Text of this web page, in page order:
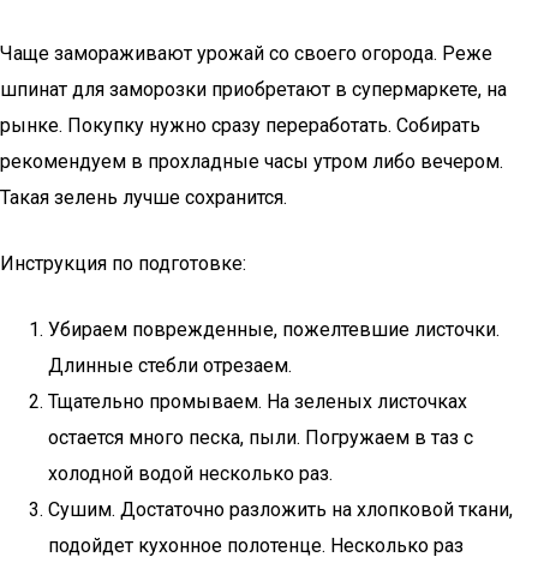
Чаще замораживают урожай со своего огорода. Реже
шпинат для заморозки приобретают в супермаркете, на
рынке. Покупку нужно сразу переработать. Собирать
рекомендуем в прохладные часы утром либо вечером.
Такая зелень лучше сохранится.
Инструкция по подготовке:
Убираем поврежденные, пожелтевшие листочки.
Длинные стебли отрезаем.
Тщательно промываем. На зеленых листочках
остается много песка, пыли. Погружаем в таз с
холодной водой несколько раз.
Сушим. Достаточно разложить на хлопковой ткани,
подойдет кухонное полотенце. Несколько раз